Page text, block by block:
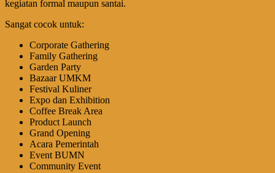
kegiatan formal maupun santai.
Sangat cocok untuk:
Corporate Gathering
Family Gathering
Garden Party
Bazaar UMKM
Festival Kuliner
Expo dan Exhibition
Coffee Break Area
Product Launch
Grand Opening
Acara Pemerintah
Event BUMN
Community Event